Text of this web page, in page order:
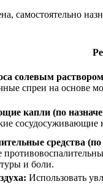
самостоятельно
солевым
спреи на основе
капли (по
средства
и боли.
Использовать